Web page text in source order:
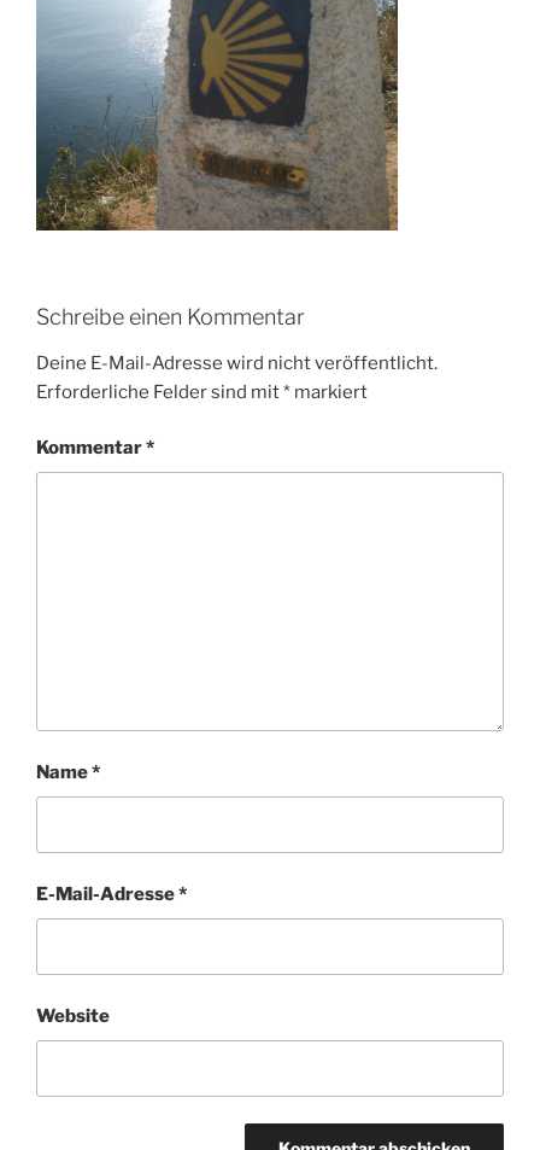
Schreibe einen Kommentar
Deine E-Mail-Adresse wird nicht veröffentlicht.
Erforderliche Felder sind mit* markiert
Kommentar*
Name*
E-Mail-Adresse*
Website